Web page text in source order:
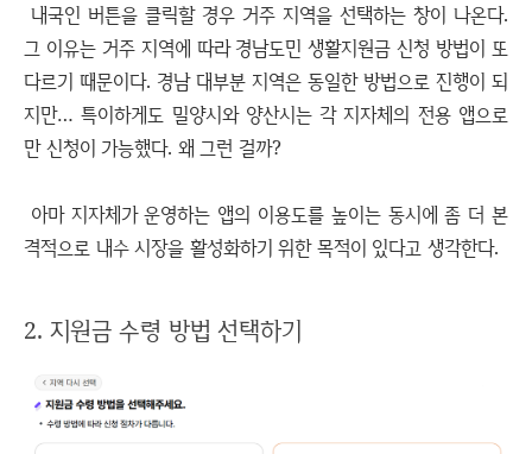
내국인 버튼을 클릭할 경우 거주 지역을 선택하는 창이 나온다.
그 이유는 거주 지역에 따라 경남도민 생활지원금 신청 방법이 또
다르기 때문이다. 경남 대부분 지역은 동일한 방법으로 진행이 되
지만… 특이하게도 밀양시와 양산시는 각 지자체의 전용 앱으로
만 신청이 가능했다. 왜 그런 걸까?
아마 지자체가 운영하는 앱의 이용도를 높이는 동시에 좀 더 본
격적으로 내수 시장을 활성화하기 위한 목적이 있다고 생각한다.
2. 지원금 수령 방법 선택하기